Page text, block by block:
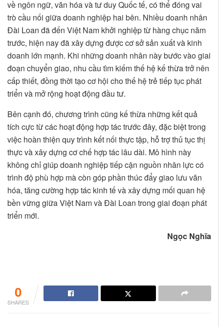
về ngôn ngữ, văn hóa và tư duy Quốc tế, có thể đóng vai
trò cầu nối giữa doanh nghiệp hai bên. Nhiều doanh nhân
Đài Loan đã đến Việt Nam khởi nghiệp từ hàng chục năm
trước, hiện nay đã xây dựng được cơ sở sản xuất và kinh
doanh lớn mạnh. Khi những doanh nhân này bước vào giai
đoạn chuyển giao, nhu cầu tìm kiếm thế hệ kế thừa trở nên
cấp thiết, đồng thời tạo cơ hội cho thế hệ trẻ tiếp tục phát
triển và mở rộng hoạt động đầu tư.
Bên cạnh đó, chương trình cũng kế thừa những kết quả
tích cực từ các hoạt động hợp tác trước đây, đặc biệt trong
việc hoàn thiện quy trình kết nối thực tập, hỗ trợ thủ tục thị
thực và xây dựng cơ chế hợp tác lâu dài. Mô hình này
không chỉ giúp doanh nghiệp tiếp cận nguồn nhân lực có
trình độ phù hợp mà còn góp phần thúc đẩy giao lưu văn
hóa, tăng cường hợp tác kinh tế và xây dựng mối quan hệ
bền vững giữa Việt Nam và Đài Loan trong giai đoạn phát
triển mới.
Ngọc Nghĩa
0
SHARES